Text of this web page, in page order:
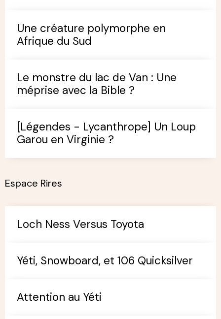
Une créature polymorphe en
Afrique du Sud
Le monstre du lac de Van : Une
méprise avec la Bible ?
[Légendes - Lycanthrope] Un Loup
Garou en Virginie ?
Espace Rires
Loch Ness Versus Toyota
Yéti, Snowboard, et 106 Quicksilver
Attention au Yéti